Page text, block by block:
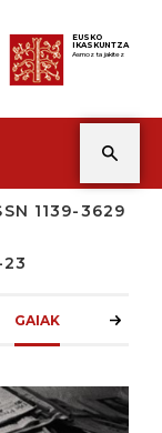
EUSKO
IKASKUNTZA
Asmoz ta jakitez
1139-3629
GAIAK